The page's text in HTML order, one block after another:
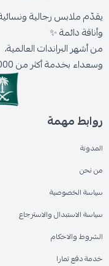
يقدّم ملابس رجالية
وأناقة دائمة ✨
من أشهر البراندات العالمية،
وسعداء بخدمة أكثر من 300,000 عميل حول المملكة.
روابط مهمة
المدونة
من نحن
سياسة الخصوصية
سياسة الاستبدال والاسترجاع
الشروط والاحكام
خدمة دفع تمارا